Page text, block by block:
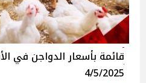
4/5/2025